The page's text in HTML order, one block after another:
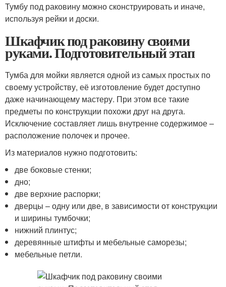
Тумбу под раковину можно сконструировать и иначе,
используя рейки и доски.
Шкафчик под раковину своими
руками. Подготовительный этап
Тумба для мойки является одной из самых простых по
своему устройству, её изготовление будет доступно
даже начинающему мастеру. При этом все такие
предметы по конструкции похожи друг на друга.
Исключение составляет лишь внутренне содержимое –
расположение полочек и прочее.
Из материалов нужно подготовить:
две боковые стенки;
дно;
две верхние распорки;
дверцы – одну или две, в зависимости от конструкции
и ширины тумбочки;
нижний плинтус;
деревянные штифты и мебельные саморезы;
мебельные петли.